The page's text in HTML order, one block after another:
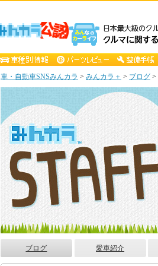
車・自動車SNSみんカラ > みんカラ＋ > ブログ >
ブログ 愛車紹介